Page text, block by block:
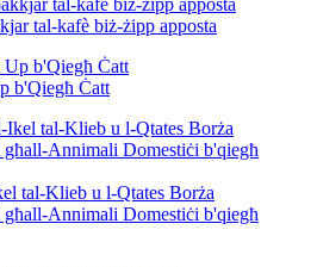
tal-kafè biż-żipp apposta
b'Qiegħ Ċatt
tal-Klieb u l-Qtates Borża
Annimali Domestiċi b'qiegħ